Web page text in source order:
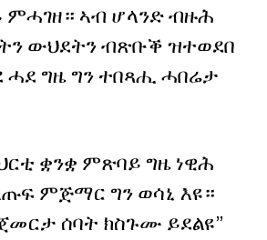
ምሓገዘ። ኣብ ሆላንድ ብዙሕ
ውህደትን ብጽቡቕ ዝተወደበ
ሓደ ግዜ ግን ተበጻሒ ሓበሬታ
ቋንቋ ምጽባይ ግዜ ነዊሕ
ምጅማር ግን ወሳኒ እዩ።
ሰባት ክስጉሙ ይደልዩ”